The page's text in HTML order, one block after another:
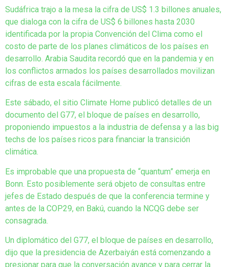
Sudáfrica trajo a la mesa la cifra de US$ 1.3 billones anuales,
que dialoga con la cifra de US$ 6 billones hasta 2030
identificada por la propia Convención del Clima como el
costo de parte de los planes climáticos de los países en
desarrollo. Arabia Saudita recordó que en la pandemia y en
los conflictos armados los países desarrollados movilizan
cifras de esta escala fácilmente.
Este sábado, el sitio Climate Home publicó detalles de un
documento del G77, el bloque de países en desarrollo,
proponiendo impuestos a la industria de defensa y a las big
techs de los países ricos para financiar la transición
climática.
Es improbable que una propuesta de “quantum” emerja en
Bonn. Esto posiblemente será objeto de consultas entre
jefes de Estado después de que la conferencia termine y
antes de la COP29, en Bakú, cuando la NCQG debe ser
consagrada.
Un diplomático del G77, el bloque de países en desarrollo,
dijo que la presidencia de Azerbaiyán está comenzando a
presionar para que la conversación avance y para cerrar la